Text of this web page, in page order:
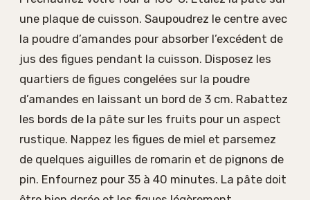
une plaque de cuisson. Saupoudrez le centre avec
la poudre d’amandes pour absorber l’excédent de
jus des figues pendant la cuisson. Disposez les
quartiers de figues congelées sur la poudre
d’amandes en laissant un bord de 3 cm. Rabattez
les bords de la pâte sur les fruits pour un aspect
rustique. Nappez les figues de miel et parsemez
de quelques aiguilles de romarin et de pignons de
pin. Enfournez pour 35 à 40 minutes. La pâte doit